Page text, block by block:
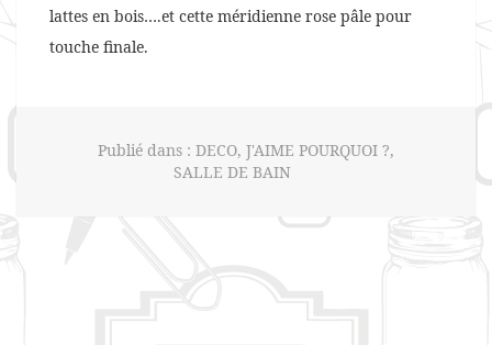
lattes en bois….et cette méridienne rose pâle pour
touche finale.
Publié dans : DECO, J'AIME POURQUOI ?,
SALLE DE BAIN